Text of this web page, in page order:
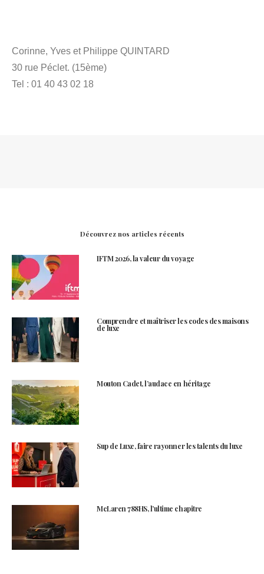
Corinne, Yves et Philippe QUINTARD
30 rue Péclet. (15ème)
Tel : 01 40 43 02 18
Découvrez nos articles récents
IFTM 2026, la valeur du voyage
Comprendre et maîtriser les codes des maisons
de luxe
Mouton Cadet, l’audace en héritage
Sup de Luxe, faire rayonner les talents du luxe
McLaren 788HS, l’ultime chapitre